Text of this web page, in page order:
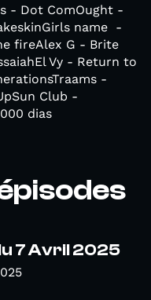
- Dot ComOught -
name -
fireAlex G - Brite
Vy - Return to
-
Club -
dias
7 Avril 2025